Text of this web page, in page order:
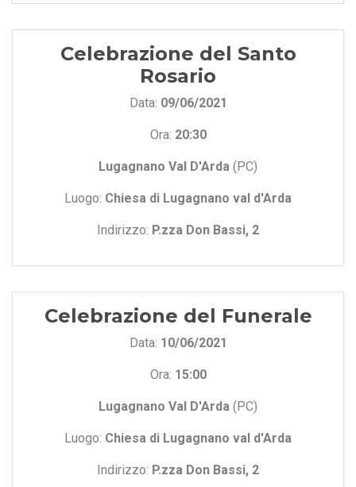
Celebrazione del Santo
Rosario
Data: 09/06/2021
Ora: 20:30
Lugagnano Val D'Arda (PC)
Luogo: Chiesa di Lugagnano val d'Arda
Indirizzo: P.zza Don Bassi, 2
Celebrazione del Funerale
Data: 10/06/2021
Ora: 15:00
Lugagnano Val D'Arda (PC)
Luogo: Chiesa di Lugagnano val d'Arda
Indirizzo: P.zza Don Bassi, 2